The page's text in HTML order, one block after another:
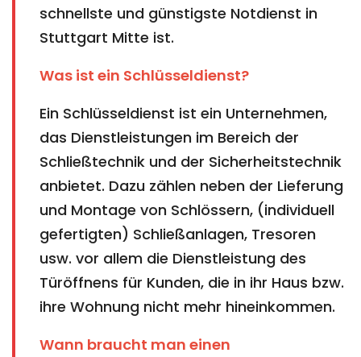
schnellste und günstigste Notdienst in
Stuttgart Mitte ist.
Was ist ein Schlüsseldienst?
Ein Schlüsseldienst ist ein Unternehmen,
das Dienstleistungen im Bereich der
Schließtechnik und der Sicherheitstechnik
anbietet. Dazu zählen neben der Lieferung
und Montage von Schlössern, (individuell
gefertigten) Schließanlagen, Tresoren
usw. vor allem die Dienstleistung des
Türöffnens für Kunden, die in ihr Haus bzw.
ihre Wohnung nicht mehr hineinkommen.
Wann braucht man einen